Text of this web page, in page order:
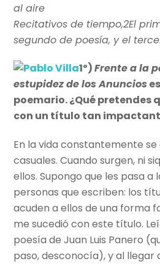
al aire
Recitativos de tiempo,2El
segundo de poesía, y el
1º)Frente a la
estupidez de los Anuncios
poemario. ¿Qué pretendes
con un título tan
En la vida constantemente se
casuales. Cuando surgen, ni
ellos. Supongo que les pasa a
personas que escriben: los
acuden a ellos de una forma
me sucedió con este título.
poesía de Juan Luis Panero
paso, desconocía), y al llegar